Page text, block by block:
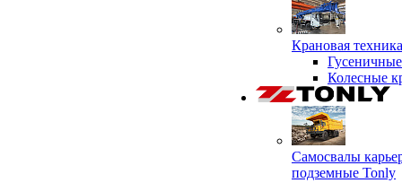
Крановая
Колесные
Самосвалы
подземные Tonly